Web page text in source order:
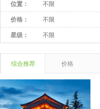
位置： 不限
价格： 不限
星级： 不限
综合推荐 价格